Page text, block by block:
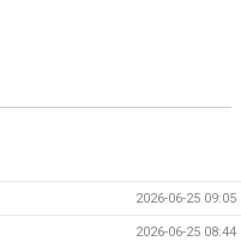
2026-06-25 09:05
2026-06-25 08:44